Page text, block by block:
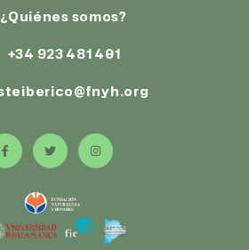
¿Quiénes somos?
+34 923 481 401